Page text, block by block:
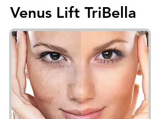
Venus Lift TriBella